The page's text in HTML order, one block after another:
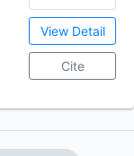
View Detail
Cite